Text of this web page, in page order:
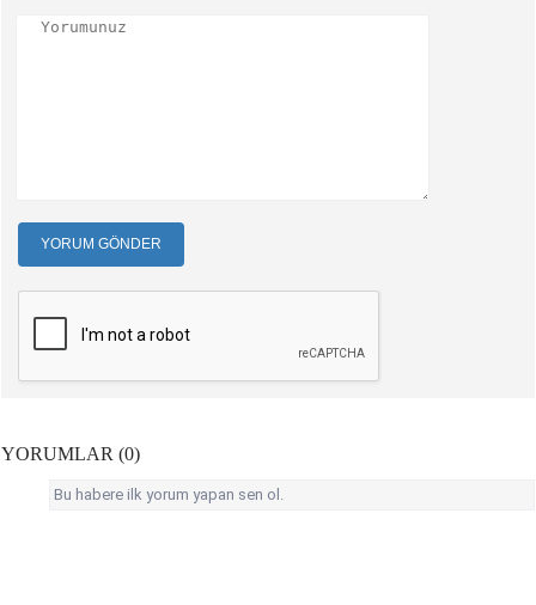
YORUM GÖNDER
YORUMLAR (0)
Bu habere ilk yorum yapan sen ol.